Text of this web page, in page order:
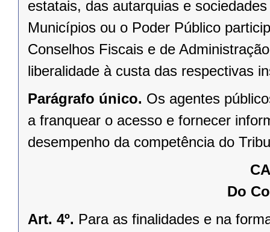
estatais, das autarquias e
Municípios ou o Poder Público
Conselhos Fiscais e de
liberalidade à custa das respectivas
Parágrafo único. Os agentes
a franquear o acesso e fornecer
desempenho da competência do
Do
Art. 4º. Para as finalidades e na